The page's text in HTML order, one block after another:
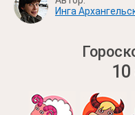
Инга
10